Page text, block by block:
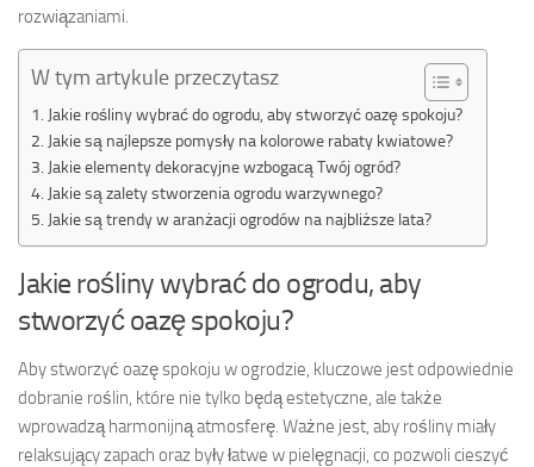
rozwiązaniami.
W tym artykule przeczytasz
Jakie rośliny wybrać do ogrodu, aby stworzyć oazę spokoju?
Jakie są najlepsze pomysły na kolorowe rabaty kwiatowe?
Jakie elementy dekoracyjne wzbogacą Twój ogród?
Jakie są zalety stworzenia ogrodu warzywnego?
Jakie są trendy w aranżacji ogrodów na najbliższe lata?
Jakie rośliny wybrać do ogrodu, aby
stworzyć oazę spokoju?
Aby stworzyć oazę spokoju w ogrodzie, kluczowe jest odpowiednie
dobranie roślin, które nie tylko będą estetyczne, ale także
wprowadzą harmonijną atmosferę. Ważne jest, aby rośliny miały
relaksujący zapach oraz były łatwe w pielęgnacji, co pozwoli cieszyć